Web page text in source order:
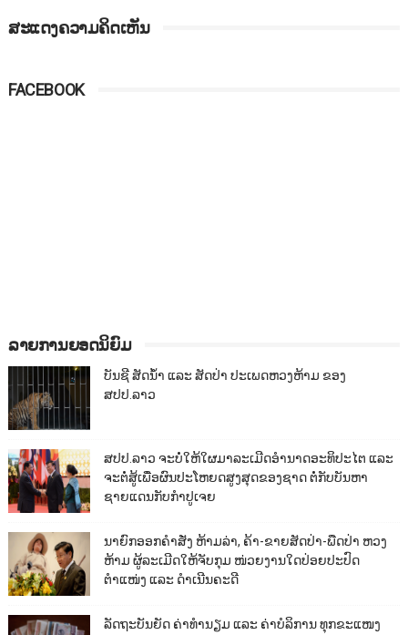
ສະແດງຄວາມຄິດເຫັນ
FACEBOOK
ລາຍການຍອດນິຍົມ
ບັນຊີ ສັດນ້ຳ ແລະ ສັດປ່າ ປະເພດຫວງຫ້າມ ຂອງ
ສປປ.ລາວ
ສປປ.ລາວ ຈະບໍ່ໃຫ້ໃຜມາລະເມີດອຳນາດອະທິປະໄຕ ແລະ
ຈະຕໍ່ສູ້ເພື່ອຜົນປະໂຫຍດສູງສຸດຂອງຊາດ ຕໍ່ກັບບັນຫາ
ຊາຍແດນກັບກຳປູເຈຍ
ນາຍົກອອກຄຳສັ່ງ ຫ້າມລ່າ, ຄ້າ-ຂາຍສັດປ່າ-ພືດປ່າ ຫວງ
ຫ້າມ ຜູ້ລະເມີດໃຫ້ຈັບກຸມ ໜ່ວຍງານໃດປ່ອຍປະປົດ
ຕຳແໜ່ງ ແລະ ດຳເນີນຄະດີ
ລັດຖະບັນຍັດ ຄ່າທຳນຽມ ແລະ ຄ່າບໍລິການ ທຸກຂະແໜງ